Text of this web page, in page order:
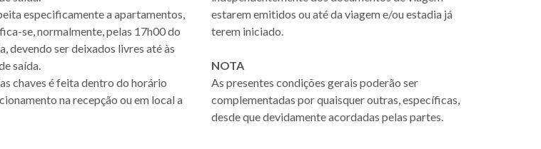
especificamente a apartamentos,
se, normalmente, pelas 17h00 do
devendo ser deixados livres até às
saída.
chaves é feita dentro do horário
na recepção ou em local a
estarem emitidos ou até da viagem e/ou estadia já
terem iniciado.
NOTA
As presentes condições gerais poderão ser
complementadas por quaisquer outras, específicas,
desde que devidamente acordadas pelas partes.